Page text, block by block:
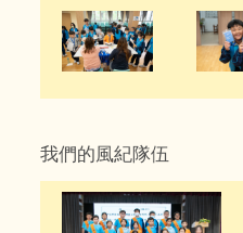
我們的風紀隊伍